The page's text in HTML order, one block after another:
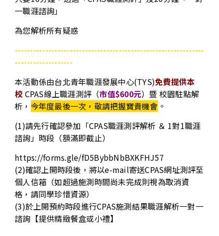
一職涯諮詢」
為您解析所有疑惑
--------------------------------------------------------------
-------------------
本活動係由台北青年職涯發展中心(TYS)免費提供本
校 CPAS線上職涯測評（市值$600元）暨 校園駐點解
析， 今年度最後一次，敬請把握寶貴機會 。
(1)請先行確認參加「CPAS職涯測評解析 ＆ 1對1職涯
諮詢」時段（額滿即截止）
https://forms.gle/fD5BybbNbBXKFHJ57
(2)確認上開時段後，將以e-mail寄送CPAS網址測評至
個人信箱（如超過施測時間尚未完成則視為取消資
格，請同學珍惜資源）
(3)於上開預約時段進行CPAS施測結果職涯解析一對一
諮詢【提供精緻餐盒或小禮】